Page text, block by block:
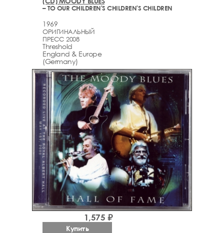
– TO OUR CHILDREN'S CHILDREN'S CHILDREN
1969
ОРИГИНАЛЬНЫЙ
ПРЕСС 2008
Threshold
England & Europe
(Germany)
1,575 ₽
Купить